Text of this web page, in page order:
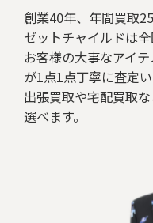
創業40年、年間買取
ゼットチャイルドは全
お客様の大事なアイ
が1点1点丁寧に査定い
出張買取や宅配買取
選べます。